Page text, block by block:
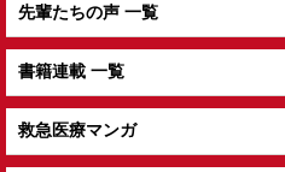
先輩たちの声 一覧
書籍連載 一覧
救急医療マンガ